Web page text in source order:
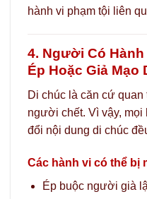
hành vi phạm tội liên
4. Người Có
Ép Hoặc Giả Mạo
Di chúc là căn cứ
người chết. Vì vậy, mọi
đổi nội dung di chúc
Các hành vi có thể bị
Ép buộc người già